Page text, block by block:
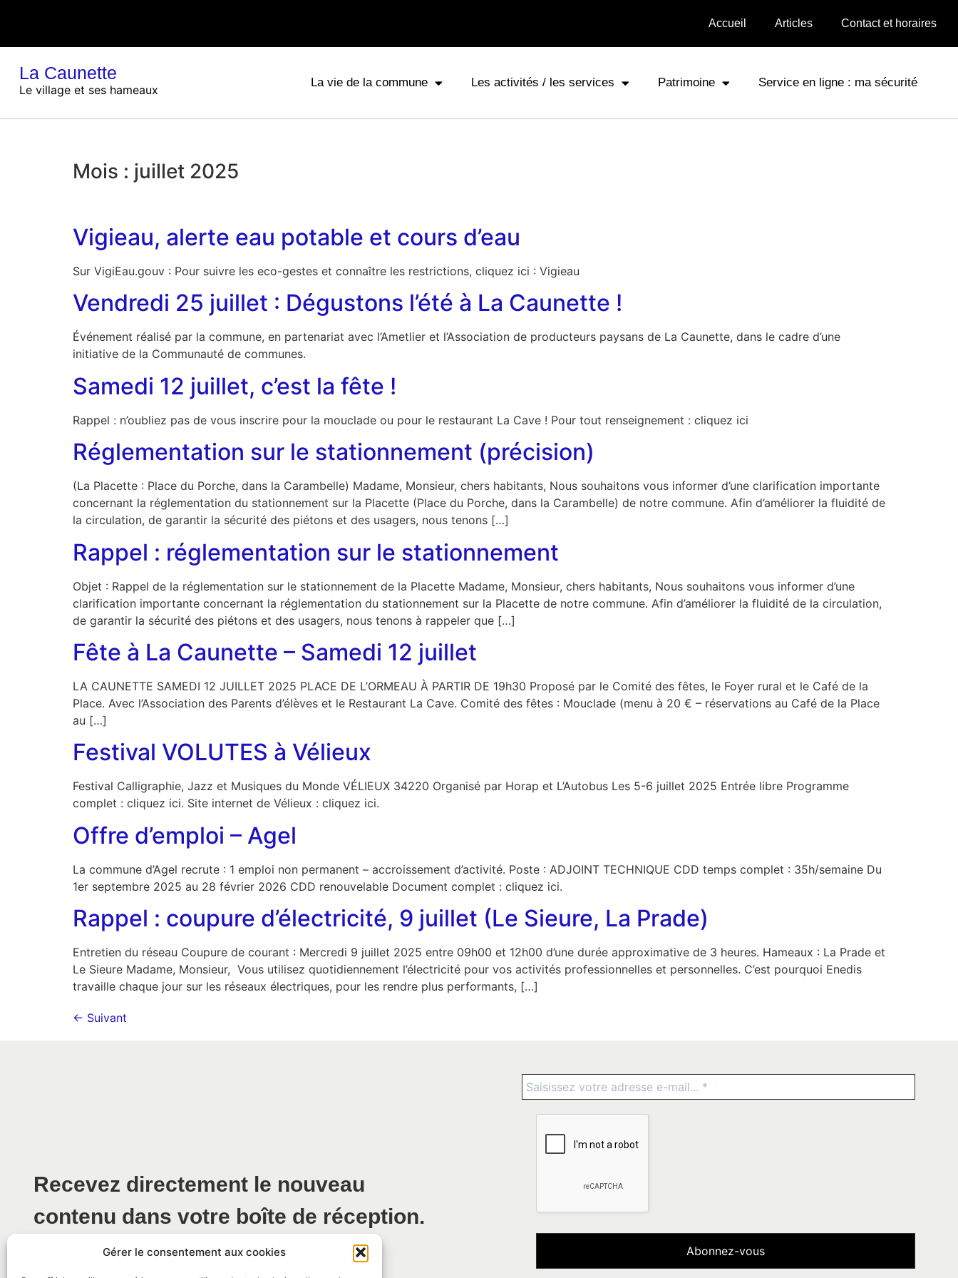
Gérer le consentement aux cookies
Accueil Articles Contact et horaires
La Caunette
Le village et ses hameaux
La vie de la commune Les activités / les services Patrimoine Service en ligne : ma sécurité
Mois : juillet 2025
Vigieau, alerte eau potable et cours d’eau
Sur VigiEau.gouv : Pour suivre les eco-gestes et connaître les restrictions, cliquez ici : Vigieau
Vendredi 25 juillet : Dégustons l’été à La Caunette !
Événement réalisé par la commune, en partenariat avec l’Ametlier et l’Association de producteurs paysans de La Caunette, dans le cadre d’une
initiative de la Communauté de communes.
Samedi 12 juillet, c’est la fête !
Rappel : n’oubliez pas de vous inscrire pour la mouclade ou pour le restaurant La Cave ! Pour tout renseignement : cliquez ici
Réglementation sur le stationnement (précision)
(La Placette : Place du Porche, dans la Carambelle) Madame, Monsieur, chers habitants, Nous souhaitons vous informer d’une clarification importante
concernant la réglementation du stationnement sur la Placette (Place du Porche, dans la Carambelle) de notre commune. Afin d’améliorer la fluidité de
la circulation, de garantir la sécurité des piétons et des usagers, nous tenons […]
Rappel : réglementation sur le stationnement
Objet : Rappel de la réglementation sur le stationnement de la Placette Madame, Monsieur, chers habitants, Nous souhaitons vous informer d’une
clarification importante concernant la réglementation du stationnement sur la Placette de notre commune. Afin d’améliorer la fluidité de la circulation,
de garantir la sécurité des piétons et des usagers, nous tenons à rappeler que […]
Fête à La Caunette – Samedi 12 juillet
LA CAUNETTE SAMEDI 12 JUILLET 2025 PLACE DE L’ORMEAU À PARTIR DE 19h30 Proposé par le Comité des fêtes, le Foyer rural et le Café de la
Place. Avec l’Association des Parents d’élèves et le Restaurant La Cave. Comité des fêtes : Mouclade (menu à 20 € – réservations au Café de la Place
au […]
Festival VOLUTES à Vélieux
Festival Calligraphie, Jazz et Musiques du Monde VÉLIEUX 34220 Organisé par Horap et L’Autobus Les 5-6 juillet 2025 Entrée libre Programme
complet : cliquez ici. Site internet de Vélieux : cliquez ici.
Offre d’emploi – Agel
La commune d’Agel recrute : 1 emploi non permanent – accroissement d’activité. Poste : ADJOINT TECHNIQUE CDD temps complet : 35h/semaine Du
1er septembre 2025 au 28 février 2026 CDD renouvelable Document complet : cliquez ici.
Rappel : coupure d’électricité, 9 juillet (Le Sieure, La Prade)
Entretien du réseau Coupure de courant : Mercredi 9 juillet 2025 entre 09h00 et 12h00 d’une durée approximative de 3 heures. Hameaux : La Prade et
Le Sieure Madame, Monsieur, Vous utilisez quotidiennement l’électricité pour vos activités professionnelles et personnelles. C’est pourquoi Enedis
travaille chaque jour sur les réseaux électriques, pour les rendre plus performants, […]
← Suivant
Recevez directement le nouveau
contenu dans votre boîte de réception.